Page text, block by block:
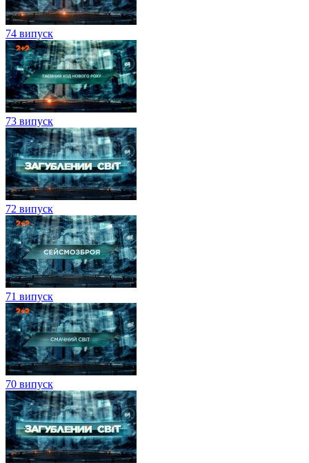
74 випуск
73 випуск
72 випуск
71 випуск
70 випуск